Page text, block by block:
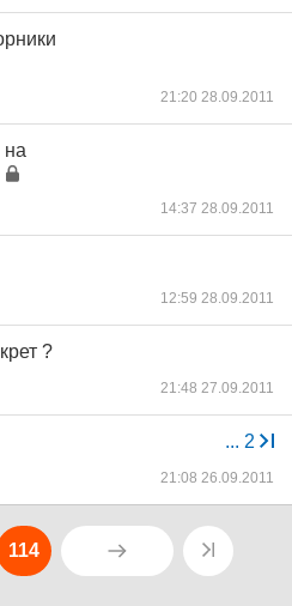
21:20 28.09.2011
на
14:37 28.09.2011
12:59 28.09.2011
?
21:48 27.09.2011
... 2
21:08 26.09.2011
114